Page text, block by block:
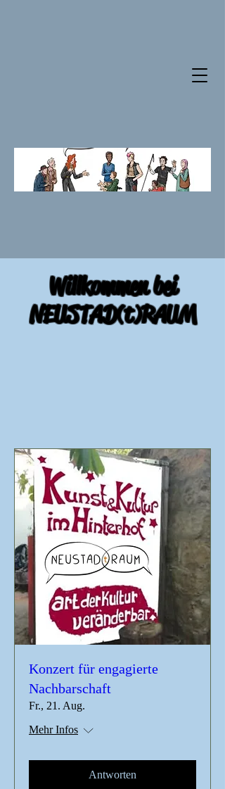
Willkommen bei
NEUSTAD(t)RAUM
Konzert für engagierte
Nachbarschaft
Fr., 21. Aug.
Mehr Infos
Antworten